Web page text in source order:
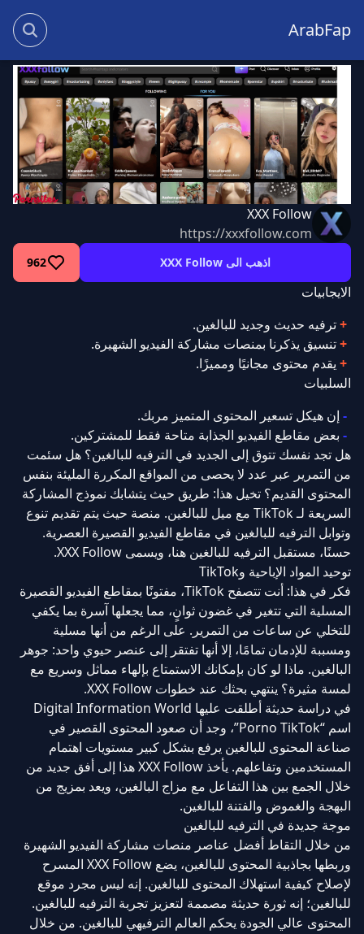
ArabFap
XXX Follow
https://xxxfollow.com
اذهب الى XXX Follow 962
الايجابيات
ترفيه حديث وجديد للبالغين.
تنسيق يذكرنا بمنصات مشاركة الفيديو الشهيرة.
يقدم محتوى مجانيًا ومميزًا.
السلبيات
إن هيكل تسعير المحتوى المتميز مربك.
بعض مقاطع الفيديو الجذابة متاحة فقط للمشتركين.
هل تجد نفسك تتوق إلى الجديد في الترفيه للبالغين؟ هل سئمت
من التمرير عبر عدد لا يحصى من المواقع المكررة المليئة بنفس
المحتوى القديم؟ تخيل هذا: طريق حيث يتشابك نموذج المشاركة
السريعة لـ TikTok مع ميل للبالغين. منصة حيث يتم تقديم تنوع
وتوابل الترفيه للبالغين في مقاطع الفيديو القصيرة العصرية.
حسنًا، مستقبل الترفيه للبالغين هنا، ويسمى XXX Follow.
توحيد المواد الإباحية وTikTok
فكر في هذا: أنت تتصفح TikTok، مفتونًا بمقاطع الفيديو القصيرة
المسلية التي تتغير في غضون ثوانٍ، مما يجعلها آسرة بما يكفي
للتخلي عن ساعات من التمرير. على الرغم من أنها مسلية
ومسببة للإدمان تمامًا، إلا أنها تفتقر إلى عنصر حيوي واحد: جوهر
البالغين. ماذا لو كان بإمكانك الاستمتاع بإلهاء مماثل وسريع مع
لمسة مثيرة؟ ينتهي بحثك عند خطوات XXX Follow.
في دراسة حديثة أطلقت عليها Digital Information World
اسم “Porno TikTok”، وجد أن صعود المحتوى القصير في
صناعة المحتوى للبالغين يرفع بشكل كبير مستويات اهتمام
المستخدمين وتفاعلهم. يأخذ XXX Follow هذا إلى أفق جديد من
خلال الجمع بين هذا التفاعل مع مزاج البالغين، ويعد بمزيج من
البهجة والغموض والفتنة للبالغين.
موجة جديدة في الترفيه للبالغين
من خلال التقاط أفضل عناصر منصات مشاركة الفيديو الشهيرة
وربطها بجاذبية المحتوى للبالغين، يضع XXX Follow المسرح
لإصلاح كيفية استهلاك المحتوى للبالغين. إنه ليس مجرد موقع
للبالغين؛ إنه ثورة حديثة مصممة لتعزيز تجربة الترفيه للبالغين.
المحتوى عالي الجودة يحكم العالم الترفيهي للبالغين. من خلال